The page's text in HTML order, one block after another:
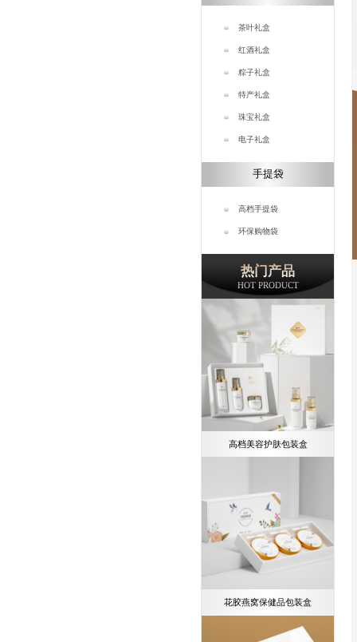
茶叶礼盒
红酒礼盒
粽子礼盒
特产礼盒
珠宝礼盒
电子礼盒
手提袋
高档手提袋
环保购物袋
热门产品
HOT PRODUCT
高档美容护肤包装盒
花胶燕窝保健品包装盒